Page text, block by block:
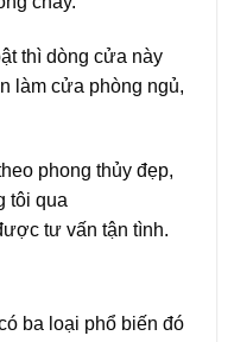
thì dòng cửa này
làm cửa phòng ngủ,
phong thủy đẹp,
tôi qua
tư vấn tận tình.
ba loại phổ biến đó